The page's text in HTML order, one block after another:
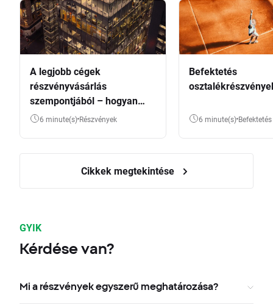
A legjobb cégek
részvényvásárlás
szempontjából – hogyan
válasszunk?
6 minute(s) Részvények
Befektetés
6 minute(s) Befektetés
Cikkek megtekintése
GYIK
Kérdése van?
Mi a részvények egyszerű meghatározása?